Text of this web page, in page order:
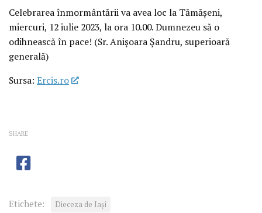
Celebrarea înmormântării va avea loc la Tămășeni,
miercuri, 12 iulie 2023, la ora 10.00. Dumnezeu să o
odihnească în pace! (Sr. Anișoara Șandru, superioară
generală)
Sursa: Ercis.ro
SHARE
Etichete: Dieceza de Iași